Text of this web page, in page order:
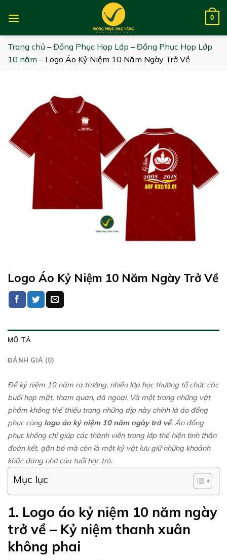
0
Trang chủ – Đồng Phục Họp Lớp – Đồng Phục Họp Lớp
10 năm – Logo Áo Kỷ Niệm 10 Năm Ngày Trở Về
Logo Áo Kỷ Niệm 10 Năm Ngày Trở Về
MÔ TẢ
ĐÁNH GIÁ (0)
Để kỷ niệm 10 năm ra trường, nhiều lớp học thường tổ chức các
buổi họp mặt, tham quan, dã ngoại. Và một trong những vật
phẩm không thể thiếu trong những dịp này chính là áo đồng
phục cùng logo áo kỷ niệm 10 năm ngày trở về. Áo đồng
phục không chỉ giúp các thành viên trong lớp thể hiện tinh thần
đoàn kết, gắn bó mà còn là một kỷ vật lưu giữ những khoảnh
khắc đáng nhớ của tuổi học trò.
Mục lục
1. Logo áo kỷ niệm 10 năm ngày
trở về – Kỷ niệm thanh xuân
không phai